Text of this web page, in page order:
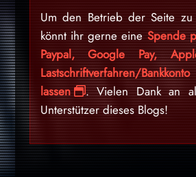
Um den Betrieb der Seite zu
könnt ihr gerne eine Spende
Paypal, Google Pay,
Lastschriftverfahren/
lassen
. Vielen Dank an
Unterstützer dieses Blogs!